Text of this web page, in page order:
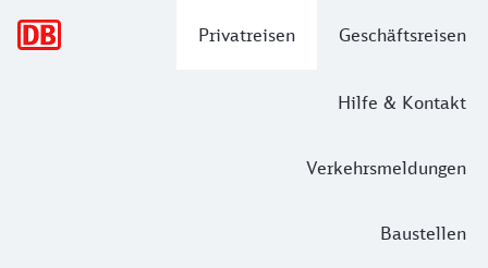
Privatreisen Geschäftsreisen
Hilfe & Kontakt
Verkehrsmeldungen
Baustellen